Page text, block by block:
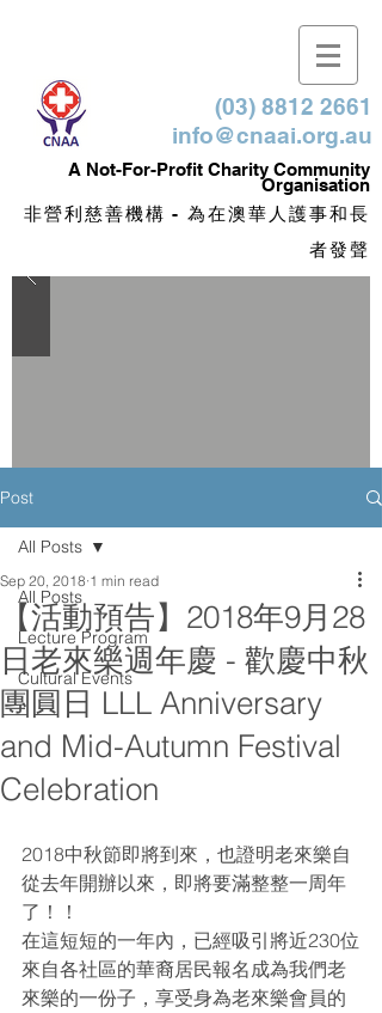
(03) 8812 2661
info@cnaai.org.au
​A Not-For-Profit Charity Community
Organisation
非營利慈善機構 - 為在澳華人護事和長
者發聲
Post
All Posts
Lecture Program
Cultural Events
All Posts
【活動預告】2018年9月28
日老來樂週年慶 - 歡慶中秋
團圓日 LLL Anniversary
and Mid-Autumn Festival
Celebration
Sep 20, 2018 1 min read
2018中秋節即將到來，也證明老來樂自
從去年開辦以來，即將要滿整整一周年
了！！
在這短短的一年內，已經吸引將近230位
來自各社區的華裔居民報名成為我們老
來樂的一份子，享受身為老來樂會員的